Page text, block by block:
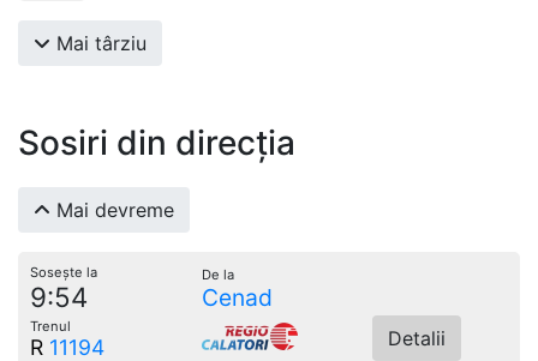
Mai târziu
Sosiri din direcția
Mai devreme
Sosește la
9:54
De la
Cenad
Trenul
R 11194 Detalii